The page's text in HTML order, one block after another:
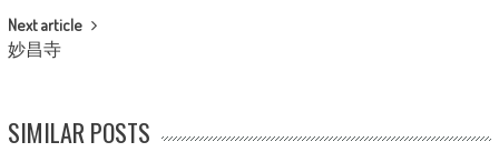
Next article
妙昌寺
SIMILAR POSTS